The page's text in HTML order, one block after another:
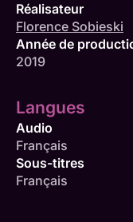
Réalisateur
Florence Sobieski
Année de
2019
Langues
Audio
Français
Sous-titres
Français